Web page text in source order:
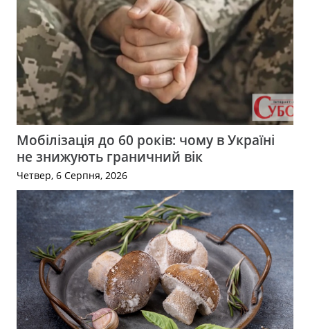
Мобілізація до 60 років: чому в Україні
не знижують граничний вік
Четвер, 6 Серпня, 2026